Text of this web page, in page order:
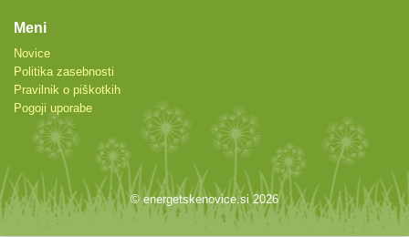
Meni
Novice
Politika zasebnosti
Pravilnik o piškotkih
Pogoji uporabe
© energetskenovice.si 2026